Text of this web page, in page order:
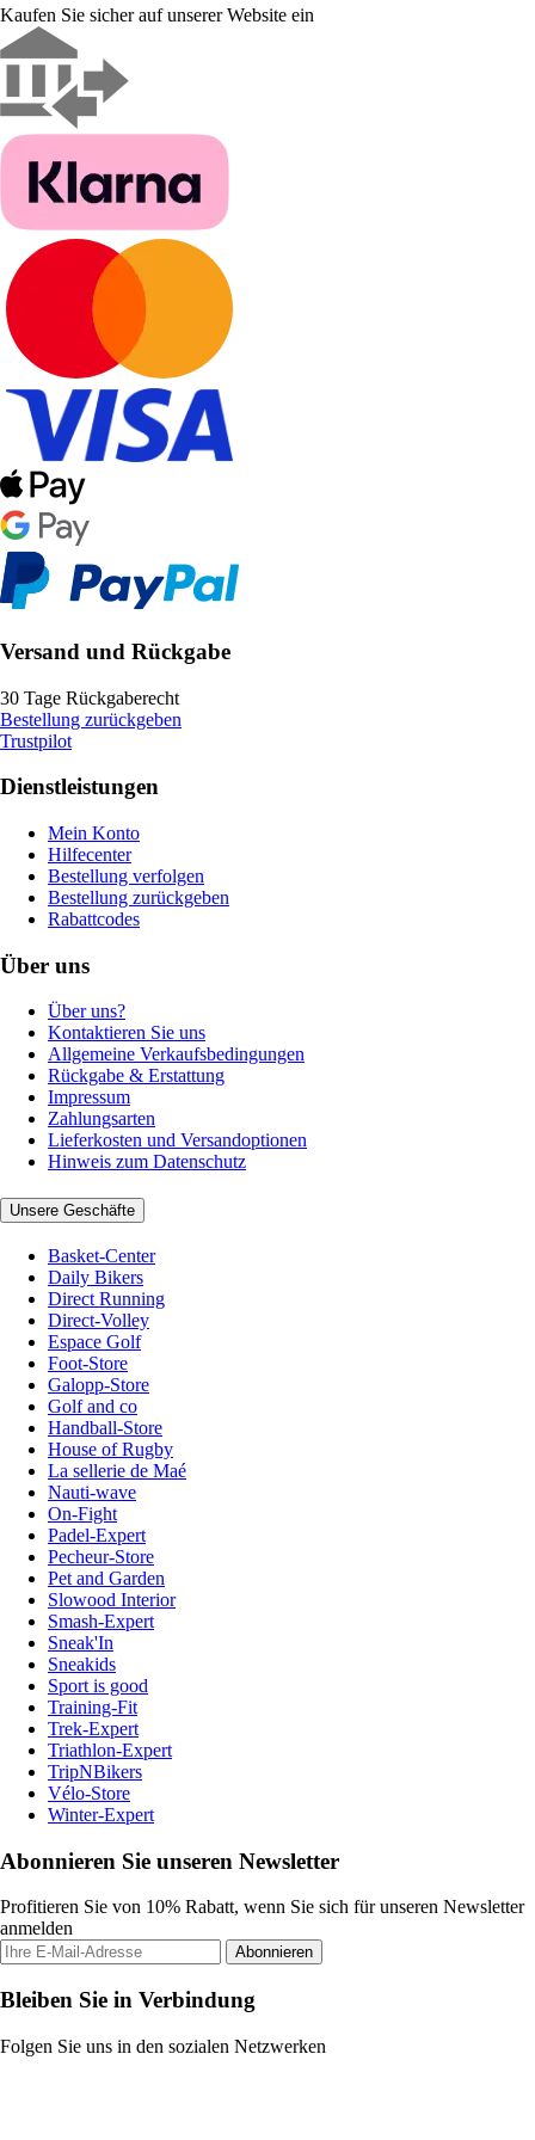
Kaufen Sie sicher auf unserer Website ein
Versand und Rückgabe
30 Tage Rückgaberecht
Bestellung zurückgeben
Trustpilot
Dienstleistungen
Mein Konto
Hilfecenter
Bestellung verfolgen
Bestellung zurückgeben
Rabattcodes
Über uns
Über uns?
Kontaktieren Sie uns
Allgemeine Verkaufsbedingungen
Rückgabe & Erstattung
Impressum
Zahlungsarten
Lieferkosten und Versandoptionen
Hinweis zum Datenschutz
Unsere Geschäfte
Basket-Center
Daily Bikers
Direct Running
Direct-Volley
Espace Golf
Foot-Store
Galopp-Store
Golf and co
Handball-Store
House of Rugby
La sellerie de Maé
Nauti-wave
On-Fight
Padel-Expert
Pecheur-Store
Pet and Garden
Slowood Interior
Smash-Expert
Sneak'In
Sneakids
Sport is good
Training-Fit
Trek-Expert
Triathlon-Expert
TripNBikers
Vélo-Store
Winter-Expert
Abonnieren Sie unseren Newsletter
Profitieren Sie von 10% Rabatt, wenn Sie sich für unseren Newsletter
anmelden
Abonnieren
Bleiben Sie in Verbindung
Folgen Sie uns in den sozialen Netzwerken